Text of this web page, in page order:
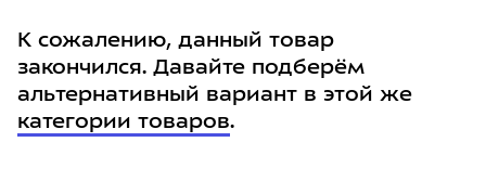
К сожалению, данный товар
закончился. Давайте подберём
альтернативный вариант в этой же
категории товаров.